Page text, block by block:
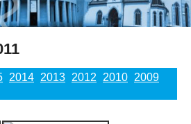
2014 2013 2012 2010 2009